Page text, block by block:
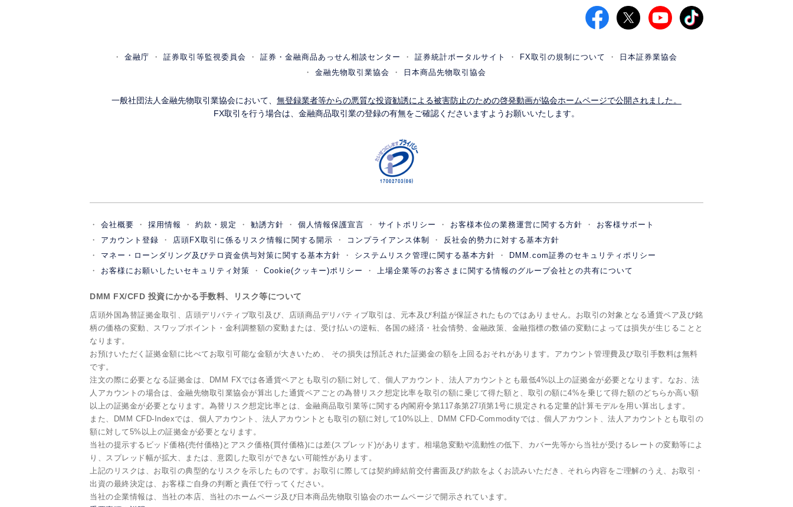
金融庁 証券取引等監視委員会 証券・金融商品あっせん相談センター 証券統計ポータルサイト FX取引の規制について
日本証券業協会
金融先物取引業協会
日本商品先物取引協会
一般社団法人金融先物取引業協会において、 無登録業者等からの悪質な投資勧誘による被害防止のための啓発動画が協会ホームページで公開されました。
FX取引を行う場合は、金融商品取引業の登録の有無をご確認くださいますようお願いいたします。
会社概要 採用情報 約款・規定 勧誘方針 個人情報保護宣言 サイトポリシー お客様本位の業務運営に関する方針
お客様サポート
アカウント登録
店頭FX取引に係るリスク情報に関する開示 コンプライアンス体制
反社会的勢力に対する基本方針
マネー・ローンダリング及びテロ資金供与対策に関する基本方針
システムリスク管理に関する基本方針
DMM.com証券のセキュリティポリシー
お客様にお願いしたいセキュリティ対策
Cookie(クッキー)ポリシー 上場企業等のお客さまに関する情報のグループ会社との共有について
DMM FX/CFD 投資にかかる手数料、リスク等について
店頭外国為替証拠金取引、店頭デリバティブ取引及び、店頭商品デリバティブ取引は、元本及び利益が保証されたものではありません。お取引の対象となる通貨ペア及び銘
柄の価格の変動、スワップポイント・金利調整額の変動または、受け払いの逆転、各国の経済・社会情勢、金融政策、金融指標の数値の変動によっては損失が生じることと
なります。
お預けいただく証拠金額に比べてお取引可能な金額が大きいため、 その損失は預託された証拠金の額を上回るおそれがあります。アカウント管理費及び取引手数料は無料
です。
注文の際に必要となる証拠金は、DMM FXでは各通貨ペアとも取引の額に対して、個人アカウント、法人アカウントとも最低4%以上の証拠金が必要となります。なお、法
人アカウントの場合は、金融先物取引業協会が算出した通貨ペアごとの為替リスク想定比率を取引の額に乗じて得た額と、取引の額に4%を乗じて得た額のどちらか高い額
以上の証拠金が必要となります。為替リスク想定比率とは、金融商品取引業等に関する内閣府令第117条第27項第1号に規定される定量的計算モデルを用い算出します。
また、DMM CFD-Indexでは、個人アカウント、法人アカウントとも取引の額に対して10%以上、DMM CFD-Commodityでは、個人アカウント、法人アカウントとも取引の
額に対して5%以上の証拠金が必要となります。
当社の提示するビッド価格(売付価格)とアスク価格(買付価格)には差(スプレッド)があります。相場急変動や流動性の低下、カバー先等から当社が受けるレートの変動等によ
り、スプレッド幅が拡大、または、意図した取引ができない可能性があります。
上記のリスクは、お取引の典型的なリスクを示したものです。お取引に際しては契約締結前交付書面及び約款をよくお読みいただき、それら内容をご理解のうえ、お取引・
出資の最終決定は、お客様ご自身の判断と責任で行ってください。
当社の企業情報は、当社の本店、当社のホームページ及び日本商品先物取引協会のホームページで開示されています。